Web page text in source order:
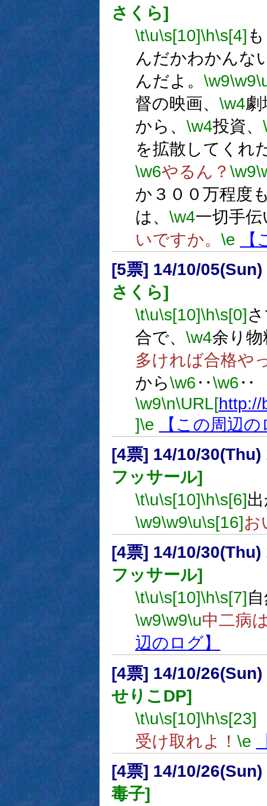
さくら]
\t\u\s[10]\h\s[4]
んだかわかんな
んだよ。 \w9\w9
督の映画、 \w4
から、 \w4投資、
を拡散してくれ
\w6やるん？ \w9
か３００万程度
は、 \w4一切手
いですか。 \e
[5票] 14/10/
さくら]
\t\u\s[10]\h\s[0]
合で、 \w4余り物
多ければ合格や
から\w6‥\w6‥
\w9\n\URL[http://
]\e
【この周辺
[4票] 14/10/
フッサール]
\t\u\s[10]\h\s[6]
\w9\w9\u\s[16]お
[4票] 14/10/
フッサール]
\t\u\s[10]\h\s[7]
\w9\w9\u中二病
辺のログ】
[4票] 14/10/
せりこDP]
\t\u\s[10]\h\s[23]
受け取れよ！ \e
[4票] 14/10/
毒子]